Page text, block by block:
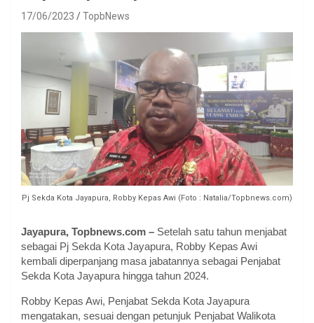
17/06/2023 TopbNews
Pj Sekda Kota Jayapura, Robby Kepas Awi (Foto : Natalia/Topbnews.com)
Jayapura, Topbnews.com – Setelah satu tahun menjabat
sebagai Pj Sekda Kota Jayapura, Robby Kepas Awi
kembali diperpanjang masa jabatannya sebagai Penjabat
Sekda Kota Jayapura hingga tahun 2024.
Robby Kepas Awi, Penjabat Sekda Kota Jayapura
mengatakan, sesuai dengan petunjuk Penjabat Walikota